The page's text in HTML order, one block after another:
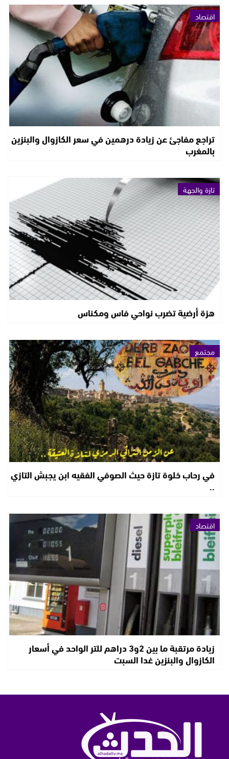
اقتصاد
تراجع مفاجئ عن زيادة درهمين في سعر الكازوال والبنزين
بالمغرب
تازة والجهة
هزة أرضية تضرب نواحي فاس ومكناس
مجتمع
في رحاب خلوة تازة حيث الصوفي الفقيه ابن يجبش التازي
..
اقتصاد
زيادة مرتقبة ما بين 2و3 دراهم للتر الواحد في أسعار
الكازوال والبنزين غدا السبت